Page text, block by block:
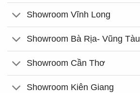
Showroom Vĩnh Long
Showroom Bà Rịa- Vũng Tàu
Showroom Cần Thơ
Showroom Kiên Giang